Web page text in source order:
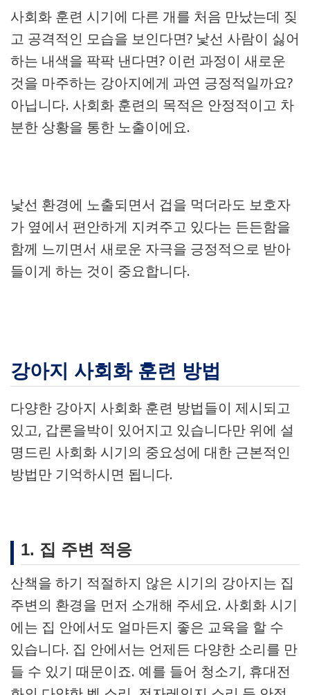
사회화 훈련 시기에 다른 개를 처음 만났는데 짖
고 공격적인 모습을 보인다면? 낯선 사람이 싫어
하는 내색을 팍팍 낸다면? 이런 과정이 새로운
것을 마주하는 강아지에게 과연 긍정적일까요?
아닙니다. 사회화 훈련의 목적은 안정적이고 차
분한 상황을 통한 노출이에요.
낯선 환경에 노출되면서 겁을 먹더라도 보호자
가 옆에서 편안하게 지켜주고 있다는 든든함을
함께 느끼면서 새로운 자극을 긍정적으로 받아
들이게 하는 것이 중요합니다.
강아지 사회화 훈련 방법
다양한 강아지 사회화 훈련 방법들이 제시되고
있고, 갑론을박이 있어지고 있습니다만 위에 설
명드린 사회화 시기의 중요성에 대한 근본적인
방법만 기억하시면 됩니다.
1. 집 주변 적응
산책을 하기 적절하지 않은 시기의 강아지는 집
주변의 환경을 먼저 소개해 주세요. 사회화 시기
에는 집 안에서도 얼마든지 좋은 교육을 할 수
있습니다. 집 안에서는 언제든 다양한 소리를 만
들 수 있기 때문이죠. 예를 들어 청소기, 휴대전